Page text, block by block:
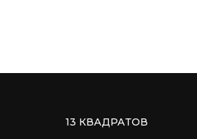
13 КВАДРАТОВ